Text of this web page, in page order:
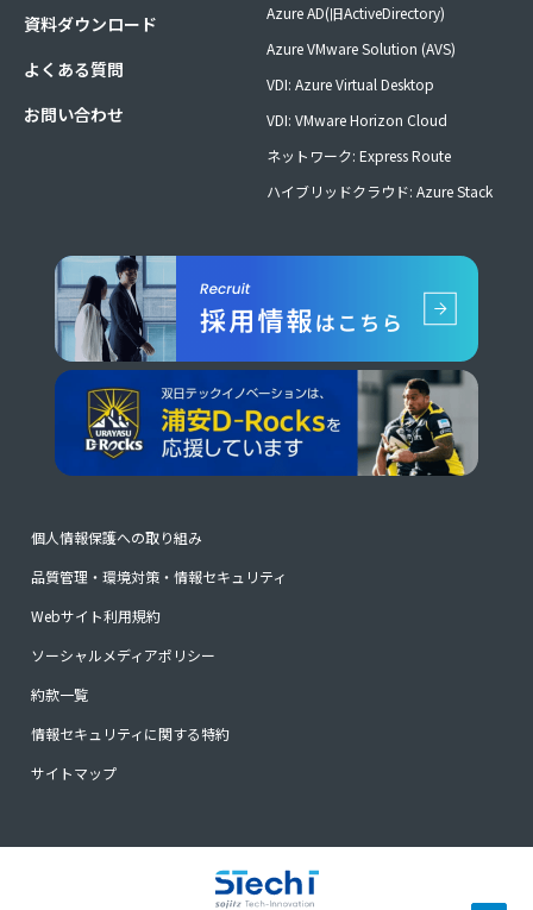
資料ダウンロード
よくある質問
お問い合わせ
Azure AD(旧ActiveDirectory)
Azure VMware Solution (AVS)
VDI: Azure Virtual Desktop
VDI: VMware Horizon Cloud
ネットワーク: Express Route
ハイブリッドクラウド: Azure Stack
個人情報保護への取り組み
品質管理・環境対策・情報セキュリティ
Webサイト利用規約
ソーシャルメディアポリシー
約款一覧
情報セキュリティに関する特約
サイトマップ